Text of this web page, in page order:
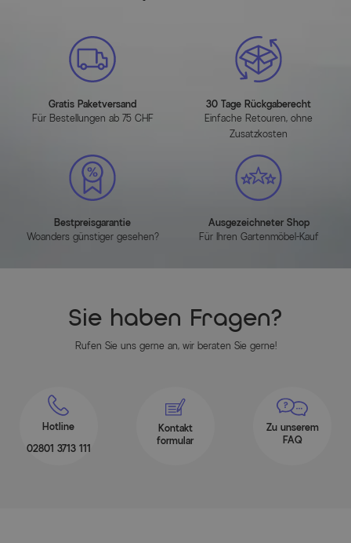
Gratis Paketversand
Für Bestellungen ab 75 CHF
30 Tage Rückgaberecht
Einfache Retouren, ohne
Zusatzkosten
Bestpreisgarantie
Woanders günstiger gesehen?
Ausgezeichneter Shop
Für Ihren Gartenmöbel-Kauf
Sie haben Fragen?
Rufen Sie uns gerne an, wir beraten Sie gerne!
Hotline
02801 3713 111
Kontakt
formular
Zu unserem
FAQ